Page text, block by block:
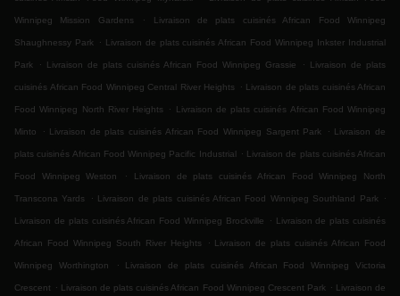
Winnipeg Mission Gardens . Livraison de plats cuisinés African Food Winnipeg
Shaughnessy Park . Livraison de plats cuisinés African Food Winnipeg Inkster Industrial
Park . Livraison de plats cuisinés African Food Winnipeg Grassie . Livraison de plats
cuisinés African Food Winnipeg Central River Heights . Livraison de plats cuisinés African
Food Winnipeg North River Heights . Livraison de plats cuisinés African Food Winnipeg
Minto . Livraison de plats cuisinés African Food Winnipeg Sargent Park . Livraison de
plats cuisinés African Food Winnipeg Pacific Industrial . Livraison de plats cuisinés African
Food Winnipeg Weston . Livraison de plats cuisinés African Food Winnipeg North
Transcona Yards . Livraison de plats cuisinés African Food Winnipeg Southland Park .
Livraison de plats cuisinés African Food Winnipeg Brockville . Livraison de plats cuisinés
African Food Winnipeg South River Heights . Livraison de plats cuisinés African Food
Winnipeg Worthington . Livraison de plats cuisinés African Food Winnipeg Victoria
Crescent . Livraison de plats cuisinés African Food Winnipeg Crescent Park . Livraison de